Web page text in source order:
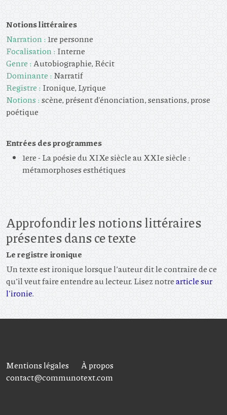
Notions littéraires
Narration :1re personne
Focalisation : Interne
Genre :Autobiographie, Récit
Dominante : Narratif
Registre : Ironique, Lyrique
Notions :scène, présent d'énonciation, sensations, prose
poétique
Entrées des programmes
1ere - La poésie du XIXe siècle au XXIe siècle :
métamorphoses esthétiques
Approfondir les notions littéraires
présentes dans ce texte
Le registre ironique
Un texte est ironique lorsque l’auteur dit le contraire de ce
qu’il veut faire entendre au lecteur. Lisez notrearticle sur
l'ironie.
Mentions légales
À propos
contact@communotext.com